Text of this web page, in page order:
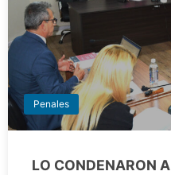
Penales
LO CONDENARON